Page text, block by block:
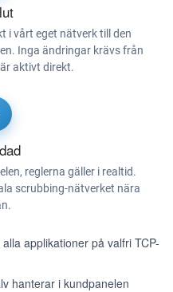
i vårt eget nätverk till den
Inga ändringar krävs från
aktivt direkt.
reglerna gäller i realtid.
scrubbing-nätverket nära
applikationer på valfri TCP-
hanterar i kundpanelen